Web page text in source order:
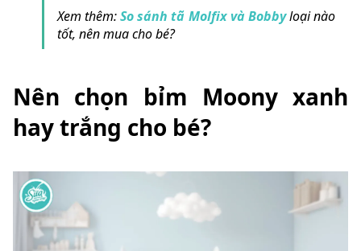
Xem thêm:So sánh tã Molfix và Bobbyloại nào
tốt, nên mua cho bé?
Nên chọn bỉm Moony xanh
hay trắng cho bé?